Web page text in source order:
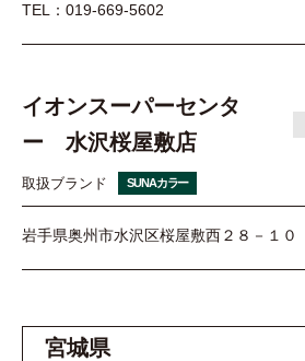
TEL：019-669-5602
イオンスーパーセンタ
ー 水沢桜屋敷店
取扱ブランド SUNAカラー
岩手県奥州市水沢区桜屋敷西２８－１０
宮城県